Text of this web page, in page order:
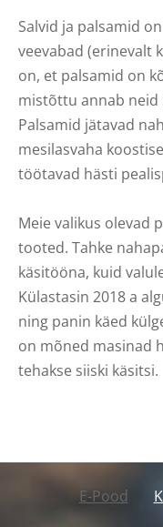
Salvid ja palsamid
veevabad (erinevalt
on, et palsamid on
mistõttu annab
Palsamid jätavad
mesilasvaha
töötavad hästi
Meie valikus olevad
tooted. Tahke
käsitööna, kuid
Külastasin 2018 a
ning panin käed
on mõned masinad
tehakse siiski käsitsi.
E-Pood